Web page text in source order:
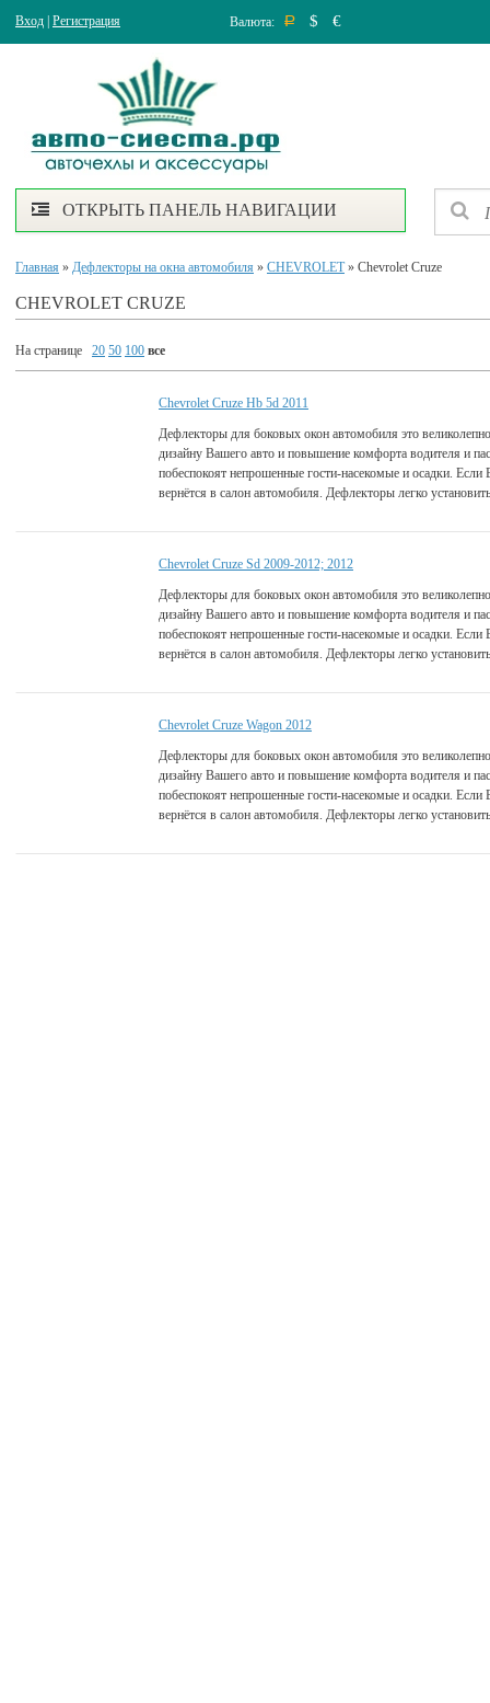
Вход Регистрация Валюта: Р $ €
ОТКРЫТЬ ПАНЕЛЬ НАВИГАЦИИ
Главная » Дефлекторы на окна автомобиля » CHEVROLET» Chevrolet Cruze
CHEVROLET CRUZE
На странице 20 50 100 все
Chevrolet Cruze Hb 5d 2011
Дефлекторы для боковых окон автомобиля это
дизайну Вашего авто и повышение комфорта водителя и
побеспокоят непрошенные гости-насекомые и осадки.
вернётся в салон автомобиля. Дефлекторы легко
Chevrolet Cruze Sd 2009-2012; 2012
Дефлекторы для боковых окон автомобиля это
дизайну Вашего авто и повышение комфорта водителя и
побеспокоят непрошенные гости-насекомые и осадки.
вернётся в салон автомобиля. Дефлекторы легко
Chevrolet Cruze Wagon 2012
Дефлекторы для боковых окон автомобиля это
дизайну Вашего авто и повышение комфорта водителя и
побеспокоят непрошенные гости-насекомые и осадки.
вернётся в салон автомобиля. Дефлекторы легко